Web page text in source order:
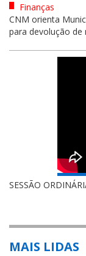
Finanças
CNM orienta
para devolução de
SESSÃO
MAIS LIDAS